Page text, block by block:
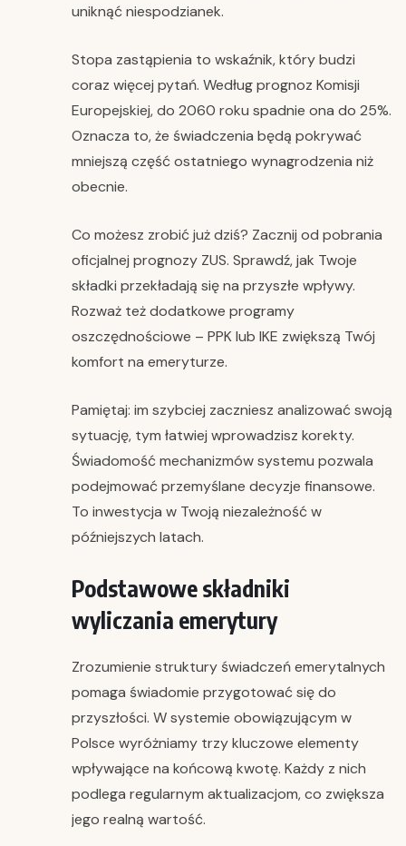
uniknąć niespodzianek.
Stopa zastąpienia to wskaźnik, który budzi
coraz więcej pytań. Według prognoz Komisji
Europejskiej, do 2060 roku spadnie ona do 25%.
Oznacza to, że świadczenia będą pokrywać
mniejszą część ostatniego wynagrodzenia niż
obecnie.
Co możesz zrobić już dziś? Zacznij od pobrania
oficjalnej prognozy ZUS. Sprawdź, jak Twoje
składki przekładają się na przyszłe wpływy.
Rozważ też dodatkowe programy
oszczędnościowe – PPK lub IKE zwiększą Twój
komfort na emeryturze.
Pamiętaj: im szybciej zaczniesz analizować swoją
sytuację, tym łatwiej wprowadzisz korekty.
Świadomość mechanizmów systemu pozwala
podejmować przemyślane decyzje finansowe.
To inwestycja w Twoją niezależność w
późniejszych latach.
Podstawowe składniki
wyliczania emerytury
Zrozumienie struktury świadczeń emerytalnych
pomaga świadomie przygotować się do
przyszłości. W systemie obowiązującym w
Polsce wyróżniamy trzy kluczowe elementy
wpływające na końcową kwotę. Każdy z nich
podlega regularnym aktualizacjom, co zwiększa
jego realną wartość.